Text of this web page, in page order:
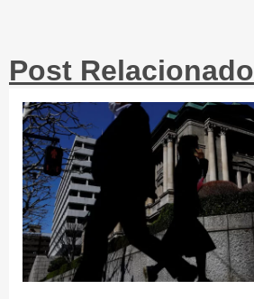
Post Relacionado